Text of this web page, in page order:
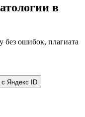
в
без ошибок, плагиата
Яндекс ID